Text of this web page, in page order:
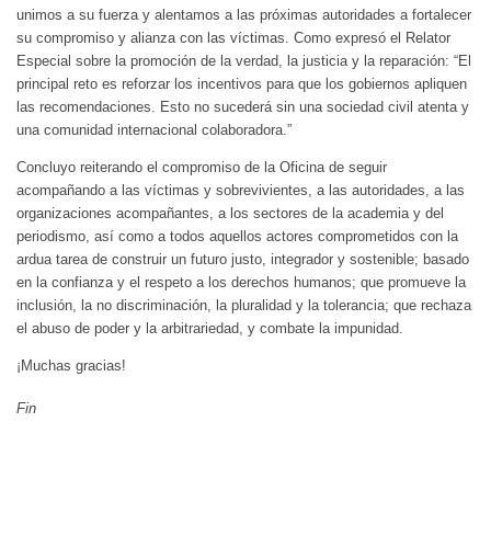
unimos a su fuerza y alentamos a las próximas autoridades a fortalecer
su compromiso y alianza con las víctimas. Como expresó el Relator
Especial sobre la promoción de la verdad, la justicia y la reparación: “El
principal reto es reforzar los incentivos para que los gobiernos apliquen
las recomendaciones. Esto no sucederá sin una sociedad civil atenta y
una comunidad internacional colaboradora.”
Concluyo reiterando el compromiso de la Oficina de seguir
acompañando a las víctimas y sobrevivientes, a las autoridades, a las
organizaciones acompañantes, a los sectores de la academia y del
periodismo, así como a todos aquellos actores comprometidos con la
ardua tarea de construir un futuro justo, integrador y sostenible; basado
en la confianza y el respeto a los derechos humanos; que promueve la
inclusión, la no discriminación, la pluralidad y la tolerancia; que rechaza
el abuso de poder y la arbitrariedad, y combate la impunidad.
¡Muchas gracias!
Fin